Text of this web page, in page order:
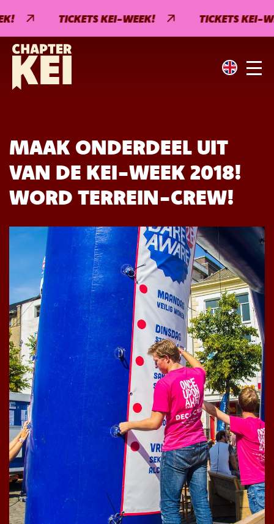
TICKETS KEI-WEEK! TICKETS KEI-
MAAK ONDERDEEL UIT
VAN DE KEI-WEEK 2018!
WORD TERREIN-CREW!